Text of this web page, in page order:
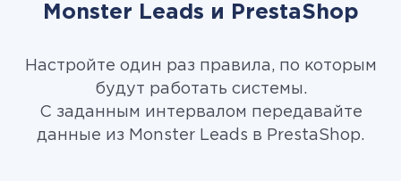
Monster Leads и PrestaShop
Настройте один раз правила, по которым
будут работать системы.
С заданным интервалом передавайте
данные из Monster Leads в PrestaShop.